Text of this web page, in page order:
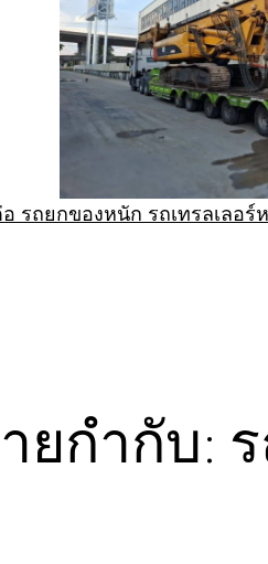
รถยกของหนัก รถเทรลเลอร์
ยกำกับ: